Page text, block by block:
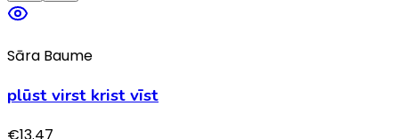
Sāra Baume
plūst virst krist vīst
€13.47